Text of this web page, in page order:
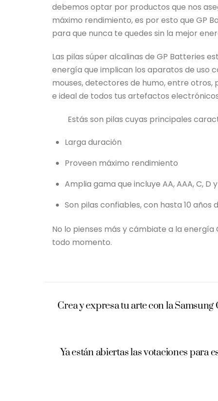
debemos optar por productos que nos
máximo rendimiento, es por esto que GP
para que nunca te quedes sin la mejor
Las pilas súper alcalinas de GP Batteries
energía que implican los aparatos de uso
mouses, detectores de humo, entre
e ideal de todos tus artefactos
Estás son pilas cuyas principales
Larga duración
Proveen máximo rendimiento
Amplia gama que incluye AA, AAA, C, D
Son pilas confiables, con hasta 10
No lo pienses más y cámbiate a la
todo momento.
Crea y expresa tu arte con la Samsung
Ya están abiertas las votaciones para